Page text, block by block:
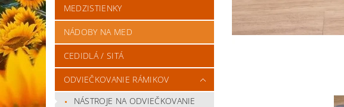
MEDZISTIENKY
NÁDOBY NA MED
CEDIDLÁ / SITÁ
ODVIEČKOVANIE RÁMIKOV
NÁSTROJE NA ODVIEČKOVANIE